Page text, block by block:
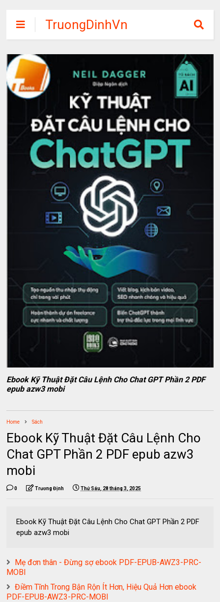
TruongDinhVn
Chia sẽ ebook,
các khóa học,
phần mềm học
tập miễn phí
Ebook Kỹ Thuật Đặt Câu Lệnh Cho Chat GPT Phần 2 PDF
epub azw3 mobi
Home Sách
Ebook Kỹ Thuật Đặt Câu Lệnh Cho
Chat GPT Phần 2 PDF epub azw3
mobi
0 Trương Định Thứ Sáu, 28 tháng 3, 2025
Ebook Kỹ Thuật Đặt Câu Lệnh Cho Chat GPT Phần 2 PDF
epub azw3 mobi
Mẹ đơn thân - Đừng sợ ebook PDF-EPUB-AWZ3-PRC-
MOBI
Điềm Tĩnh Trong Bận Rộn Ít Hơn, Hiệu Quả Hơn ebook
PDF-EPUB-AWZ3-PRC-MOBI